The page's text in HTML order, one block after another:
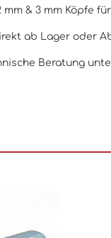
mm & 3 mm Köpfe
ab Lager oder
Beratung